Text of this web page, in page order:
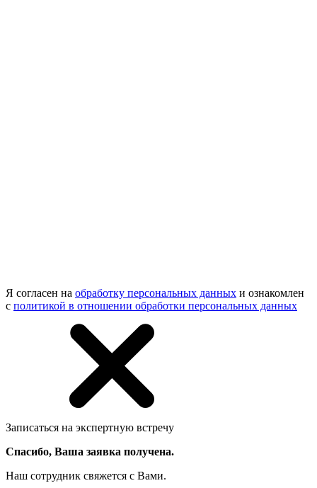
Я согласен на обработку персональных данных и ознакомлен
с политикой в отношении обработки персональных данных
Записаться на экспертную встречу
Спасибо, Ваша заявка получена.
Наш сотрудник свяжется с Вами.